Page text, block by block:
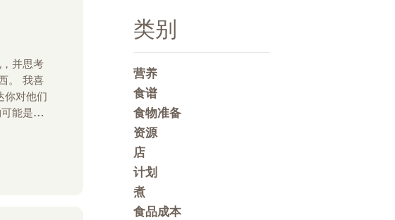
并思考
。 我喜
你对他们
能是在
类别
营养
食谱
食物准备
资源
店
计划
煮
食品成本